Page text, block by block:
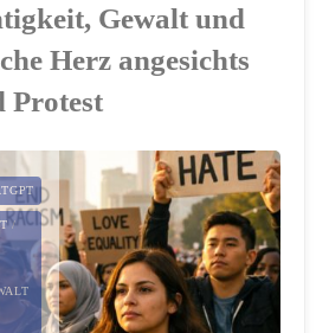
Gewalt und
Herz angesichts
Protest
/